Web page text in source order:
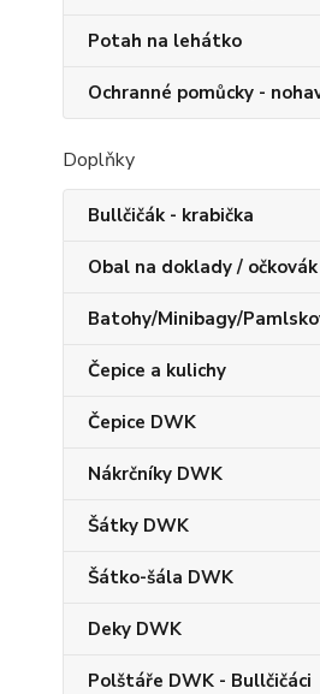
Potah na lehátko
Ochranné pomůcky -
Doplňky
Bullčičák - krabička
Obal na doklady / očkovák
Batohy/Minibagy/
Čepice a kulichy
Čepice DWK
Nákrčníky DWK
Šátky DWK
Šátko-šála DWK
Deky DWK
Polštáře DWK - Bullčičáci